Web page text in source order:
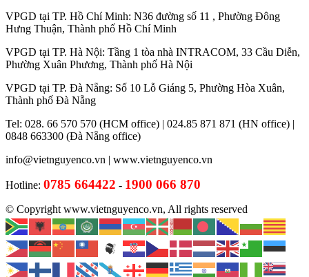
VPGD tại TP. Hồ Chí Minh: N36 đường số 11 , Phường Đông
Hưng Thuận, Thành phố Hồ Chí Minh
VPGD tại TP. Hà Nội: Tầng 1 tòa nhà INTRACOM, 33 Cầu Diễn,
Phường Xuân Phương, Thành phố Hà Nội
VPGD tại TP. Đà Nẵng: Số 10 Lỗ Giáng 5, Phường Hòa Xuân,
Thành phố Đà Nẵng
Tel: 028. 66 570 570 (HCM office) | 024.85 871 871 (HN office) |
0848 663300 (Đà Nẵng office)
info@vietnguyenco.vn | www.vietnguyenco.vn
Hotline: 0785 664422 - 1900 066 870
© Copyright www.vietnguyenco.vn, All rights reserved